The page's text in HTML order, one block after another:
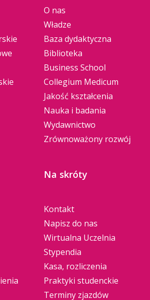
O nas
Władze
Baza dydaktyczna
Biblioteka
Business School
Collegium Medicum
Jakość kształcenia
Nauka i badania
Wydawnictwo
Zrównoważony rozwój
Na skróty
Kontakt
Napisz do nas
Wirtualna Uczelnia
Stypendia
Kasa, rozliczenia
Praktyki studenckie
Terminy zjazdów